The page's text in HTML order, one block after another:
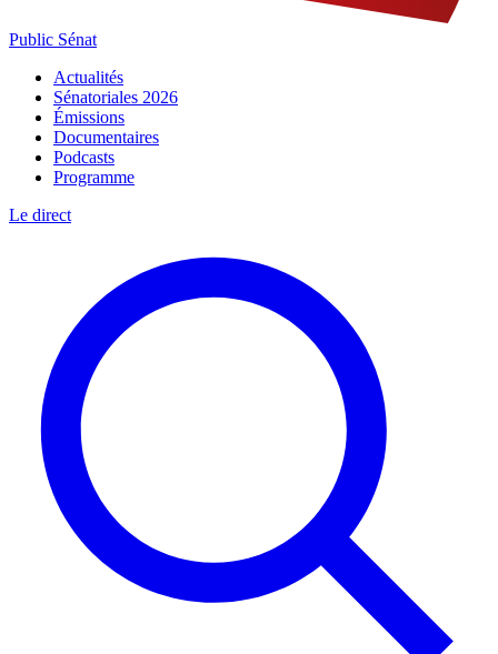
Public Sénat
Actualités
Sénatoriales 2026
Émissions
Documentaires
Podcasts
Programme
Le direct